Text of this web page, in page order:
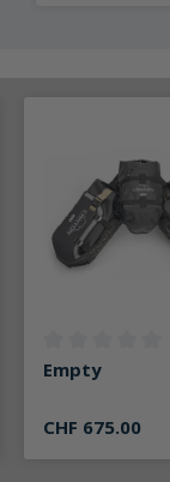
von 0 von 5 Sternen
Empty
CHF 675.00